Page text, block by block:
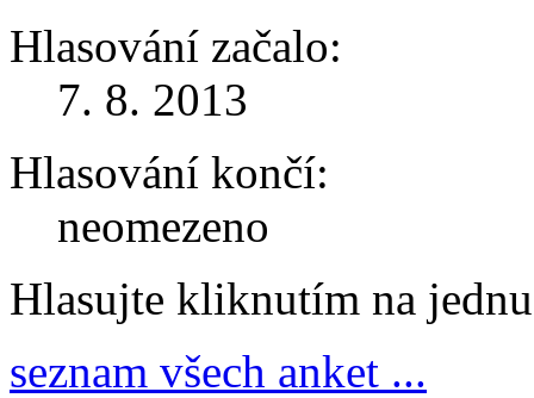
Hlasování začalo:
7. 8. 2013
Hlasování končí:
neomezeno
Hlasujte kliknutím na
seznam všech anket ...